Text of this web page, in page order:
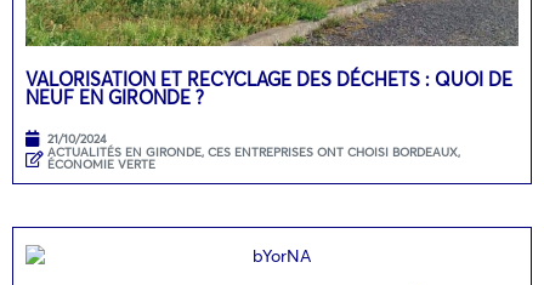
VALORISATION ET RECYCLAGE DES DÉCHETS : QUOI DE
NEUF EN GIRONDE ?
21/10/2024
ACTUALITÉS EN GIRONDE, CES ENTREPRISES ONT CHOISI BORDEAUX,
ÉCONOMIE VERTE